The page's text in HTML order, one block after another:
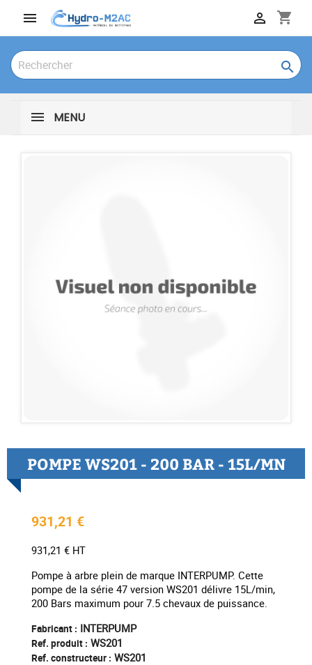
 shopping_cart


MENU
POMPE WS201 - 200 BAR - 15L/MN
931,21 €
931,21 € HT
Pompe à arbre plein de marque INTERPUMP. Cette
pompe de la série 47 version WS201 délivre 15L/min,
200 Bars maximum pour 7.5 chevaux de puissance.
Fabricant : INTERPUMP
Ref. produit : WS201
Ref. constructeur : WS201